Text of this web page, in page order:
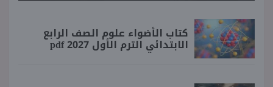
كتاب الأضواء علوم الصف الرابع
الابتدائي الترم الأول 2027 pdf